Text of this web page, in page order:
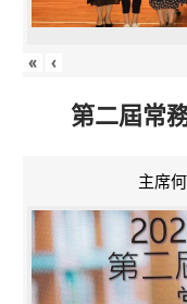
« ‹
第二屆常
主席